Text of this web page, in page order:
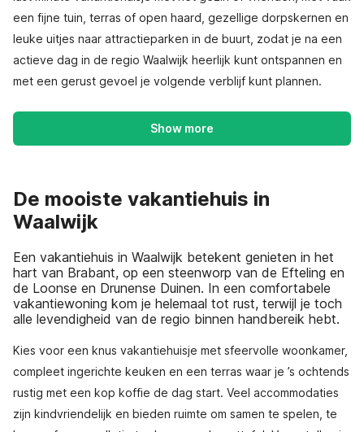
een fijne tuin, terras of open haard, gezellige dorpskernen en
leuke uitjes naar attractieparken in de buurt, zodat je na een
actieve dag in de regio Waalwijk heerlijk kunt ontspannen en
met een gerust gevoel je volgende verblijf kunt plannen.
Show more
De mooiste vakantiehuis in
Waalwijk
Een vakantiehuis in Waalwijk betekent genieten in het
hart van Brabant, op een steenworp van de Efteling en
de Loonse en Drunense Duinen. In een comfortabele
vakantiewoning kom je helemaal tot rust, terwijl je toch
alle levendigheid van de regio binnen handbereik hebt.
Kies voor een knus vakantiehuisje met sfeervolle woonkamer,
compleet ingerichte keuken en een terras waar je ’s ochtends
rustig met een kop koffie de dag start. Veel accommodaties
zijn kindvriendelijk en bieden ruimte om samen te spelen, te